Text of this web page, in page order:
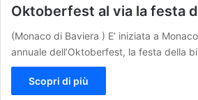
Oktoberfest al via la festa
(Monaco di Baviera ) E’ iniziata a
annuale dell’Oktoberfest, la festa della
Scopri di più